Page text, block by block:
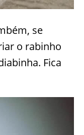
se
o rabinho
Fica